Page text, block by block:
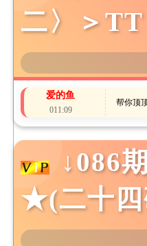
二〉＞
爱的鱼
011:09
帮你顶
↓086
★(二十